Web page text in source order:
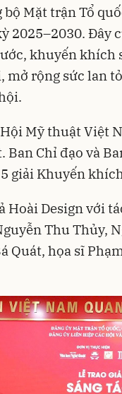
Mặt trận Tổ
2025–2030. Đây
khuyến khích
rộng sức lan
Mỹ thuật Việt
Ban Chỉ đạo và
giải Khuyến
Hoài Design với
Thu Thủy,
Quát, họa sĩ